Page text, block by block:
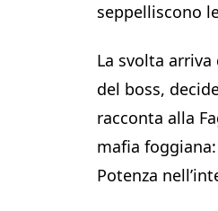
seppelliscono
La svolta
del boss,
racconta alla
mafia
Potenza